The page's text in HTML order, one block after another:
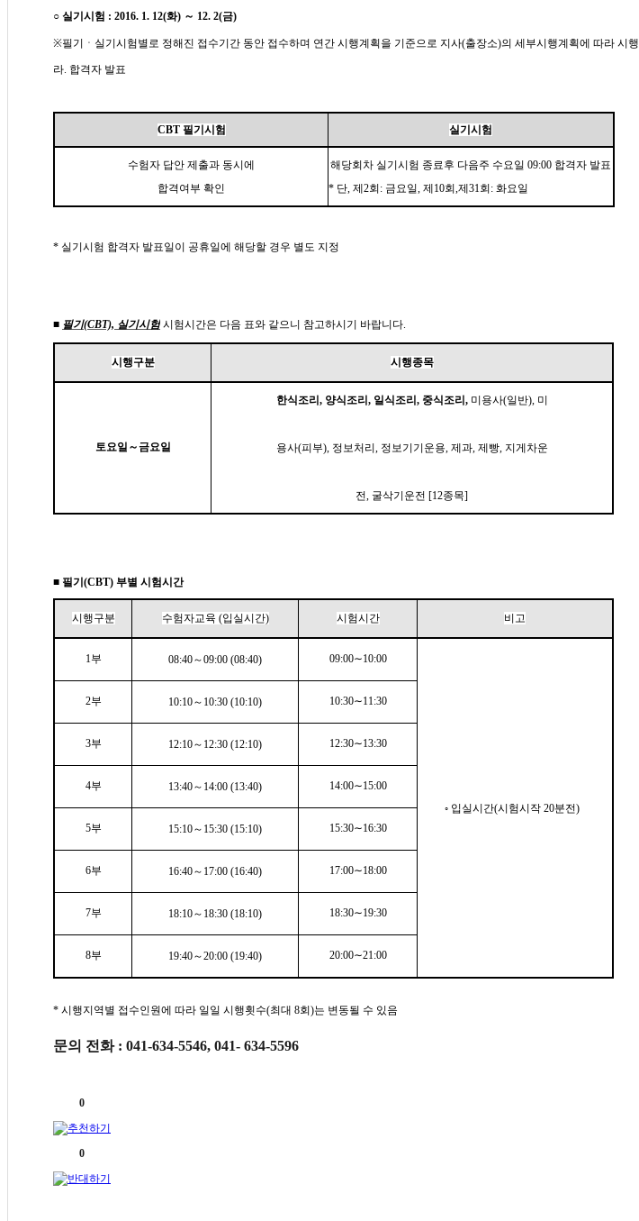
○ 실기시험 : 2016. 1. 12(화) ～ 12. 2(금)
※필기ㆍ실기시험별로 정해진 접수기간 동안 접수하며 연간 시행계획을 기준으로 지사(출장소)의 세부시행계획에 따라 시행
라. 합격자 발표
CBT 필기시험 실기시험
수험자 답안 제출과 동시에
합격여부 확인
해당회차 실기시험 종료후 다음주 수요일 09:00 합격자 발표
* 단, 제2회: 금요일, 제10회,제31회: 화요일
* 실기시험 합격자 발표일이 공휴일에 해당할 경우 별도 지정
■ 필기(CBT), 실기시험 시험시간은 다음 표와 같으니 참고하시기 바랍니다.
시행구분 시행종목
토요일～금요일
한식조리, 양식조리, 일식조리, 중식조리,미용사(일반), 미
용사(피부), 정보처리, 정보기기운용, 제과, 제빵, 지게차운
전, 굴삭기운전 [12종목]
■ 필기(CBT) 부별 시험시간
시행구분 수험자교육 (입실시간) 시험시간 비고
1부 08:40～09:00 (08:40) 09:00∼10:00
◦ 입실시간(시험시작 20분전)
2부 10:10～10:30 (10:10) 10:30∼11:30
3부 12:10～12:30 (12:10) 12:30∼13:30
4부 13:40～14:00 (13:40) 14:00∼15:00
5부 15:10～15:30 (15:10) 15:30∼16:30
6부 16:40～17:00 (16:40) 17:00∼18:00
7부 18:10～18:30 (18:10) 18:30∼19:30
8부 19:40～20:00 (19:40) 20:00∼21:00
* 시행지역별 접수인원에 따라 일일 시행횟수(최대 8회)는 변동될 수 있음
문의 전화 : 041-634-5546, 041- 634-5596
0
0